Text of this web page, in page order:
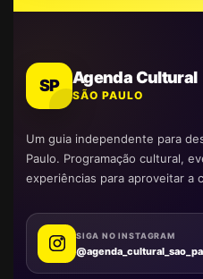
SP Agenda Cultural
SÃO PAULO
Um guia independente para
Paulo. Programação cultural,
experiências para aproveitar a
SIGA NO INSTAGRAM